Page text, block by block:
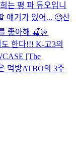
는 평 파 듀오입니
얘기가 있어... 🧐산
좋아해 🍒🤟
한다!!! K-고3의
[The
먹방ATBO의 3주